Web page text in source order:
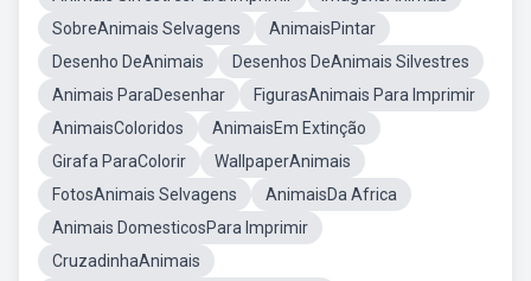
SobreAnimais Selvagens
AnimaisPintar
Desenho DeAnimais
Desenhos DeAnimais Silvestres
Animais ParaDesenhar
FigurasAnimais Para Imprimir
AnimaisColoridos
AnimaisEm Extinção
Girafa ParaColorir
WallpaperAnimais
FotosAnimais Selvagens
AnimaisDa Africa
Animais DomesticosPara Imprimir
CruzadinhaAnimais